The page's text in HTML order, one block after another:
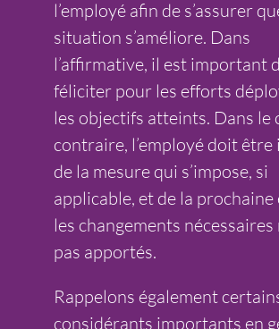
l’employé afin de s’assurer
situation s’améliore. Dans
l’affirmative, il est important
féliciter pour les efforts
les objectifs atteints. Dans le
contraire, l’employé doit
de la mesure qui s’impose, si
applicable, et de la prochaine
les changements
pas apportés.
Rappelons également
considérants importants en